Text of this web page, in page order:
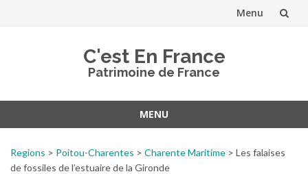
Menu
C'est En France
Patrimoine de France
MENU
contenu
Regions > Poitou-Charentes > Charente Maritime > Les falaises
de fossiles de l’estuaire de la Gironde